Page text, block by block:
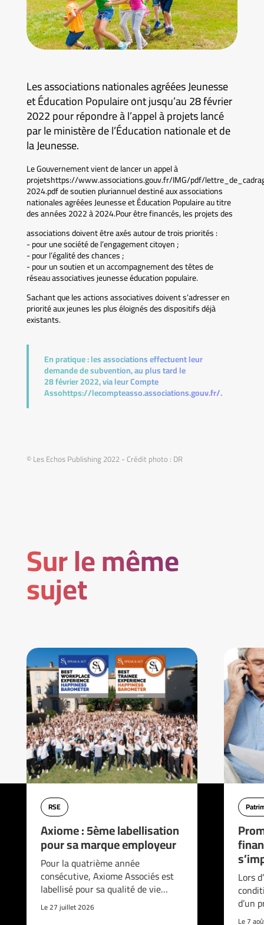
Les associations nationales agréées Jeunesse
et Éducation Populaire ont jusqu’au 28 février
2022 pour répondre à l’appel à projets lancé
par le ministère de l’Éducation nationale et de
la Jeunesse.
Le Gouvernement vient de lancer un appel à
projetshttps://www.associations.gouv.fr/IMG/pdf/
2024.pdf de soutien pluriannuel destiné aux associations
nationales agréées Jeunesse et Éducation Populaire au titre
des années 2022 à 2024.Pour être financés, les projets des
associations doivent être axés autour de trois priorités :
- pour une société de l’engagement citoyen ;
- pour l’égalité des chances ;
- pour un soutien et un accompagnement des têtes de
réseau associatives jeunesse éducation populaire.
Sachant que les actions associatives doivent s’adresser en
priorité aux jeunes les plus éloignés des dispositifs déjà
existants.
En pratique :les associations effectuent leur
demande de subvention, au plus tard le
28 février 2022, via leur Compte
Assohttps://lecompteasso.associations.gouv.fr/.
© Les Echos Publishing 2022 - Crédit photo : DR
Sur le même
sujet
RSE
Axiome : 5ème labellisation
pour sa marque employeur
Pour la quatrième année
consécutive, Axiome Associés est
labellisé pour sa qualité de vie…
Le 27 juillet 2026
Lors
d’un
Le 7